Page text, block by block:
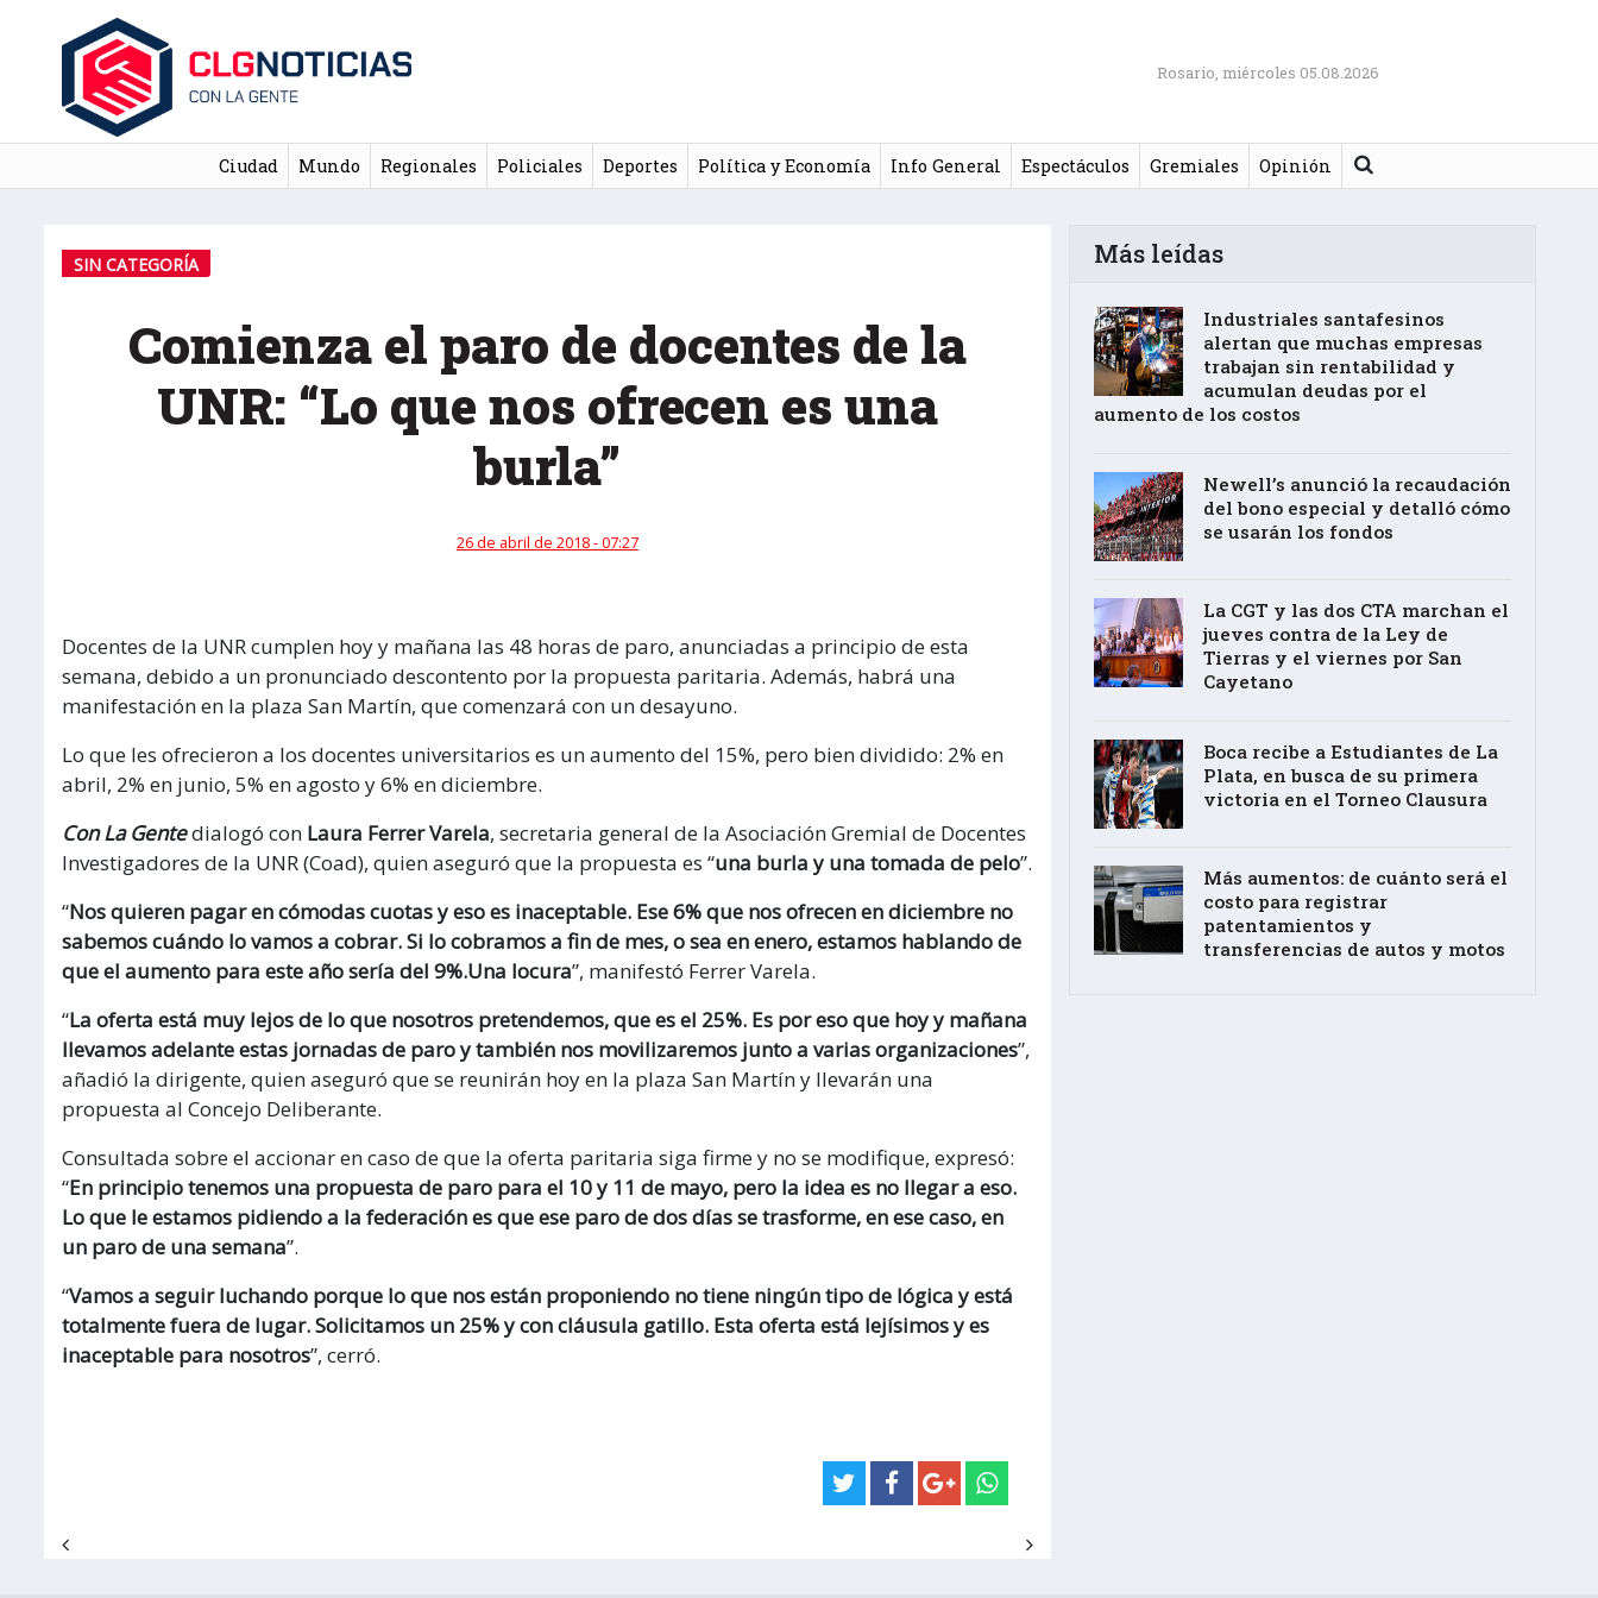
Rosario, miércoles 05.08.2026
Ciudad Mundo Regionales Policiales Deportes Política y Economía Info General Espectáculos Gremiales Opinión Buscar
SIN CATEGORÍA
Comienza el paro de docentes de la
UNR: “Lo que nos ofrecen es una
burla”
26 de abril de 2018 - 07:27
Docentes de la UNR cumplen hoy y mañana las 48 horas de paro, anunciadas a principio de esta
semana, debido a un pronunciado descontento por la propuesta paritaria. Además, habrá una
manifestación en la plaza San Martín, que comenzará con un desayuno.
Lo que les ofrecieron a los docentes universitarios es un aumento del 15%, pero bien dividido: 2% en
abril, 2% en junio, 5% en agosto y 6% en diciembre.
Con La Gentedialogó con Laura Ferrer Varela, secretaria general de la Asociación Gremial de Docentes
Investigadores de la UNR (Coad), quien aseguró que la propuesta es “una burla y una tomada de pelo”.
“Nos quieren pagar en cómodas cuotas y eso es inaceptable. Ese 6% que nos ofrecen en diciembre no
sabemos cuándo lo vamos a cobrar. Si lo cobramos a fin de mes, o sea en enero, estamos hablando de
que el aumento para este año sería del 9%.Una locura”, manifestó Ferrer Varela.
“La oferta está muy lejos de lo que nosotros pretendemos, que es el 25%. Es por eso que hoy y mañana
llevamos adelante estas jornadas de paro y también nos movilizaremos junto a varias organizaciones”,
añadió la dirigente, quien aseguró que se reunirán hoy en la plaza San Martín y llevarán una
propuesta al Concejo Deliberante.
Consultada sobre el accionar en caso de que la oferta paritaria siga firme y no se modifique, expresó:
“En principio tenemos una propuesta de paro para el 10 y 11 de mayo, pero la idea es no llegar a eso.
Lo que le estamos pidiendo a la federación es que ese paro de dos días se trasforme, en ese caso, en
un paro de una semana”.
“Vamos a seguir luchando porque lo que nos están proponiendo no tiene ningún tipo de lógica y está
totalmente fuera de lugar. Solicitamos un 25% y con cláusula gatillo. Esta oferta está lejísimos y es
inaceptable para nosotros”, cerró.
Más leídas
Industriales santafesinos
alertan que muchas empresas
trabajan sin rentabilidad y
acumulan deudas por el
aumento de los costos
Newell’s anunció la recaudación
del bono especial y detalló cómo
se usarán los fondos
La CGT y las dos CTA marchan el
jueves contra de la Ley de
Tierras y el viernes por San
Cayetano
Boca recibe a Estudiantes de La
Plata, en busca de su primera
victoria en el Torneo Clausura
Más aumentos: de cuánto será el
costo para registrar
patentamientos y
transferencias de autos y motos